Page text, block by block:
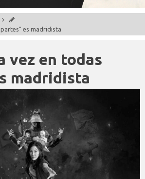
es madridista
vez en todas
madridista